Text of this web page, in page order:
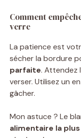
Comment
verre
La patience est
sécher la bordure
parfaite. Attendez
verser. Utilisez un
gâcher.
Mon astuce ? Le
alimentaire la